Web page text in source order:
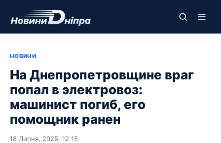
НОВИНИ
На Днепропетровщине враг
попал в электровоз:
машинист погиб, его
помощник ранен
18 Липня, 2025, 12:15